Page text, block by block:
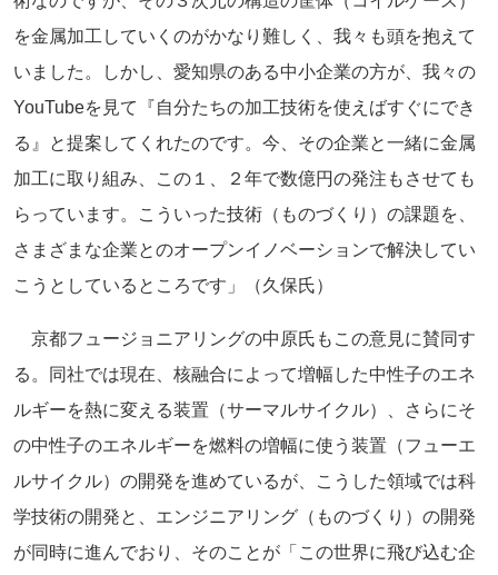
を金属加工していくのがかなり難しく、我々も頭を抱えて
いました。しかし、愛知県のある中小企業の方が、我々の
YouTubeを見て『自分たちの加工技術を使えばすぐにでき
る』と提案してくれたのです。今、その企業と一緒に金属
加工に取り組み、この１、２年で数億円の発注もさせても
らっています。こういった技術（ものづくり）の課題を、
さまざまな企業とのオープンイノベーションで解決してい
こうとしているところです」（久保氏）
京都フュージョニアリングの中原氏もこの意見に賛同す
る。同社では現在、核融合によって増幅した中性子のエネ
ルギーを熱に変える装置（サーマルサイクル）、さらにそ
の中性子のエネルギーを燃料の増幅に使う装置（フューエ
ルサイクル）の開発を進めているが、こうした領域では科
学技術の開発と、エンジニアリング（ものづくり）の開発
が同時に進んでおり、そのことが「この世界に飛び込む企